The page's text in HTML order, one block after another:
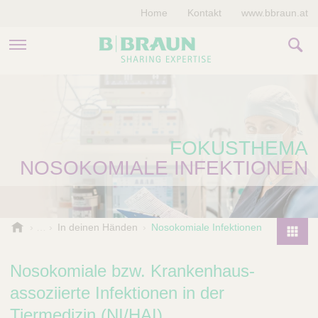
UNTERNEHMEN
Home Kontakt www.bbraun.at
FOKUSTHEMA
NOSOKOMIALE INFEKTIONEN
P
r
u
n
In deinen Händen Nosokomiale Infektionen
Nosokomiale bzw. Krankenhaus-
assoziierte Infektionen in der